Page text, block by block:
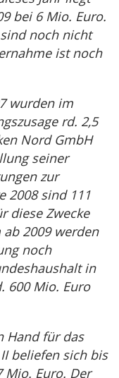
bei 6 Mio. Euro.
noch nicht
ist noch
wurden im
rd. 2,5
Nord GmbH
seiner
zur
2008 sind 111
diese Zwecke
2009 werden
noch
in
600 Mio. Euro
Hand für das
beliefen sich bis
Mio. Euro. Der